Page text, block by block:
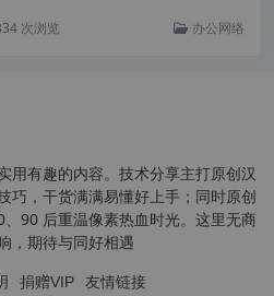
次浏览 办公网络
用有趣的内容。技术分享主打原创汉
巧，干货满满易懂好上手；同时原创
90 后重温像素热血时光。这里无商
，期待与同好相遇
捐赠VIP 友情链接